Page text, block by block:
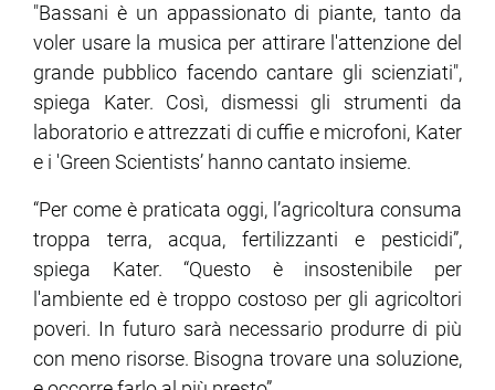
"Bassani è un appassionato di piante, tanto da
voler usare la musica per attirare l'attenzione del
grande pubblico facendo cantare gli scienziati",
spiega Kater. Così, dismessi gli strumenti da
laboratorio e attrezzati di cuffie e microfoni, Kater
e i 'Green Scientists’ hanno cantato insieme.
“Per come è praticata oggi, l’agricoltura consuma
troppa terra, acqua, fertilizzanti e pesticidi”,
spiega Kater. “Questo è insostenibile per
l'ambiente ed è troppo costoso per gli agricoltori
poveri. In futuro sarà necessario produrre di più
con meno risorse. Bisogna trovare una soluzione,